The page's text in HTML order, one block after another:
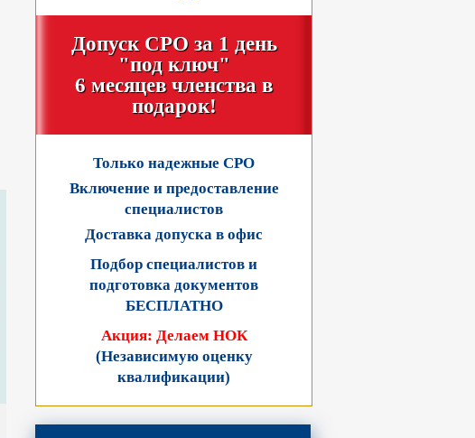
Допуск СРО за 1 день
"под ключ"
6 месяцев членства в
подарок!
Только надежные СРО
Включение и предоставление
специалистов
Доставка допуска в офис
Подбор специалистов и
подготовка документов
БЕСПЛАТНО
Акция: Делаем НОК
(Независимую оценку
квалификации)